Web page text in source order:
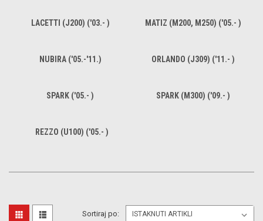
LACETTI (J200) ('03.- ) MATIZ (M200, M250) ('05.- )
NUBIRA ('05.-'11.) ORLANDO (J309) ('11.- )
SPARK ('05.- ) SPARK (M300) ('09.- )
REZZO (U100) ('05.- )
Sortiraj po: